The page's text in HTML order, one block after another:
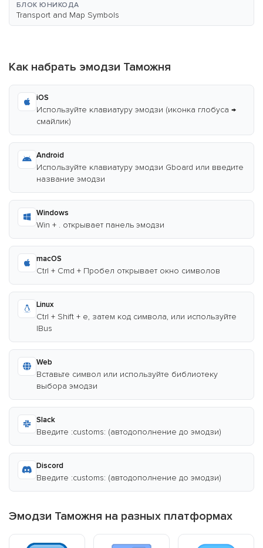
БЛОК ЮНИКОДА
Transport and Map Symbols
Как набрать эмодзи Таможня
iOS
Используйте клавиатуру эмодзи (иконка глобуса →
смайлик)
Android
Используйте клавиатуру эмодзи Gboard или введите
название эмодзи
Windows
Win + . открывает панель эмодзи
macOS
Ctrl + Cmd + Пробел открывает окно символов
Linux
Ctrl + Shift + e, затем код символа, или используйте
IBus
Web
Вставьте символ или используйте библиотеку
выбора эмодзи
Slack
Введите :customs: (автодополнение до эмодзи)
Discord
Введите :customs: (автодополнение до эмодзи)
Эмодзи Таможня на разных платформах